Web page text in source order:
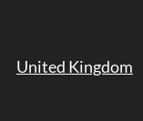
United Kingdom